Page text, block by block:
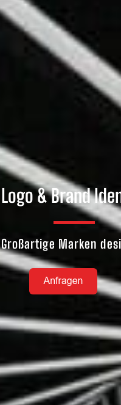
Logo & Brand
Großartige Marken